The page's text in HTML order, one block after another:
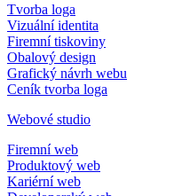
Tvorba loga
Vizuální identita
Firemní tiskoviny
Obalový design
Grafický návrh webu
Ceník tvorba loga
Webové studio
Firemní web
Produktový web
Kariérní web